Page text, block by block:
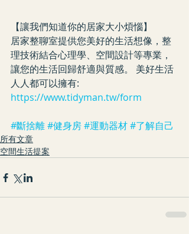
【讓我們知道你的居家大小煩惱】
居家整聊室提供您美好的生活想像，整
理技術結合心理學、空間設計等專業，
讓您的生活回歸舒適與質感。 美好生活
人人都可以擁有:
https://www.tidyman.tw/form
#斷捨離#健身房#運動器材#了解自己
所有文章
空間生活提案